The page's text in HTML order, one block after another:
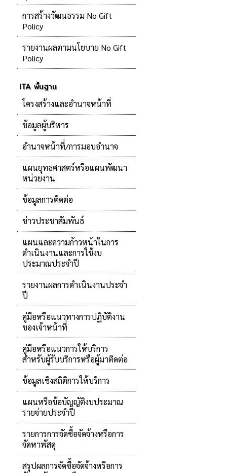
การสร้างวัฒนธรรม No Gift
Policy
รายงานผลตามนโยบาย No Gift
Policy
ITA พื้นฐาน
โครงสร้างและอำนาจหน้าที่
ข้อมูลผู้บริหาร
อำนาจหน้าที่/การมอบอำนาจ
แผนยุทธศาสตร์หรือแผนพัฒนา
หน่วยงาน
ข้อมูลการติดต่อ
ข่าวประชาสัมพันธ์
แผนและความก้าวหน้าในการ
ดำเนินงานและการใช้งบ
ประมาณประจำปี
รายงานผลการดำเนินงานประจำ
ปี
คู่มือหรือแนวทางการปฏิบัติงาน
ของเจ้าหน้าที่
คู่มือหรือแนวการให้บริการ
สำหรับผู้รับบริการหรือผู้มาติดต่อ
ข้อมูลเชิงสถิติการให้บริการ
แผนหรือข้อบัญญัติงบประมาณ
รายจ่ายประจำปี
รายการการจัดซื้อจัดจ้างหรือการ
จัดหาพัสดุ
สรุปผลการจัดซื้อจัดจ้างหรือการ